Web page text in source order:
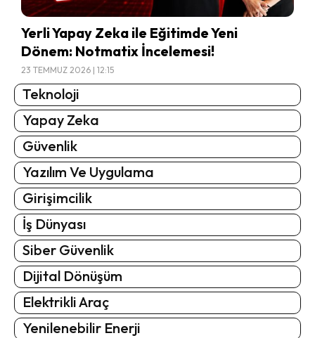
Yerli Yapay Zeka ile Eğitimde Yeni
Dönem: Notmatix İncelemesi!
23 TEMMUZ 2026 | 12:15
Teknoloji
Yapay Zeka
Güvenlik
Yazılım Ve Uygulama
Girişimcilik
İş Dünyası
Siber Güvenlik
Dijital Dönüşüm
Elektrikli Araç
Yenilenebilir Enerji